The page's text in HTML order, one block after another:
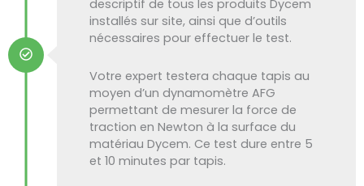
descriptif de tous les produits Dycem
installés sur site, ainsi que d’outils
nécessaires pour effectuer le test.
Votre expert testera chaque tapis au
moyen d’un dynamomètre AFG
permettant de mesurer la force de
traction en Newton à la surface du
matériau Dycem. Ce test dure entre 5
et 10 minutes par tapis.